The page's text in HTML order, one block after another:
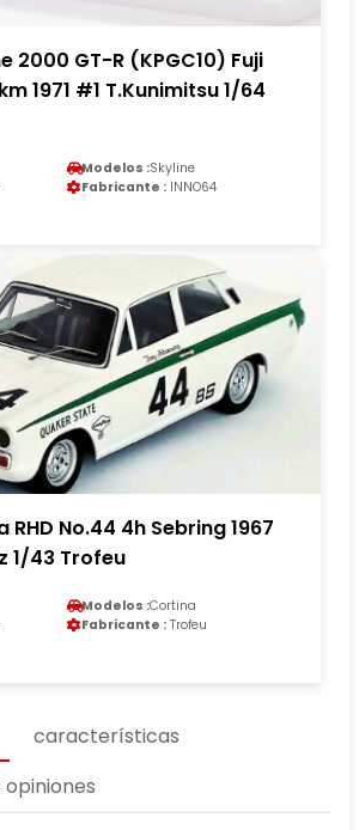
2000 GT-R (KPGC10) Fuji
1971 #1 T.Kunimitsu 1/64
Modelos :Skyline
Fabricante : INNO64
No.44 4h Sebring 1967
1/43 Trofeu
Modelos :Cortina
Fabricante : Trofeu
características
opiniones